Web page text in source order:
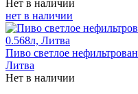
Нет в наличии
нет в наличии
Пиво светлое
Литва
Нет в наличии